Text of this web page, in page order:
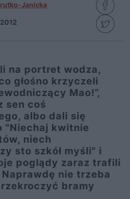
Janicka
na portret wodza,
głośno krzyczeli
Mao!”,
sen coś
albo dali się
"Niechaj kwitnie
niech
sto szkół myśli" i
poglądy zaraz trafili
nie trzeba
bramy